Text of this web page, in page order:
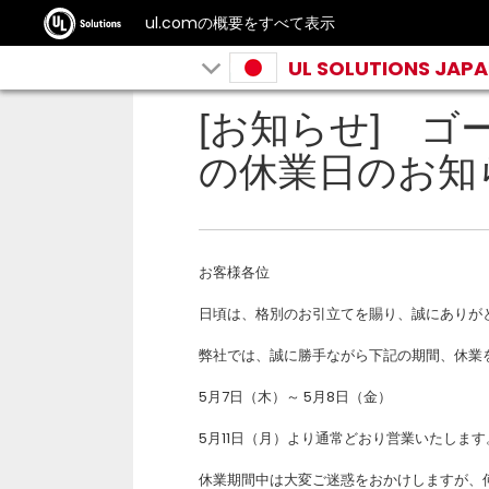
ul.comの概要をすべて表示
UL SOLUTIONS
[お知らせ] ゴ
の休業日のお知
お客様各位
日頃は、格別のお引立てを賜り、誠にありが
弊社では、誠に勝手ながら下記の期間、休業
5月7日（木）～ 5月8日（金）
5月11日（月）より通常どおり営業いたします。
休業期間中は大変ご迷惑をおかけしますが、